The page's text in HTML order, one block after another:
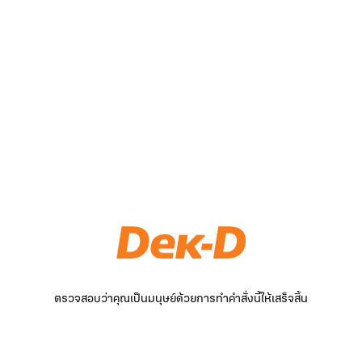
ตรวจสอบว่าคุณเป็นมนุษย์ด้วยการทำคำสั่งนี้ให้เสร็จสิ้น